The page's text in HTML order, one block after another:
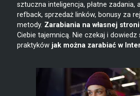
sztuczna inteligencja, płatne zadania,
refback, sprzedaż linków, bonusy za
metody. Zarabiania na własnej
Ciebie tajemnicą. Nie czekaj i dowiedz
praktyków jak można zarabiać w